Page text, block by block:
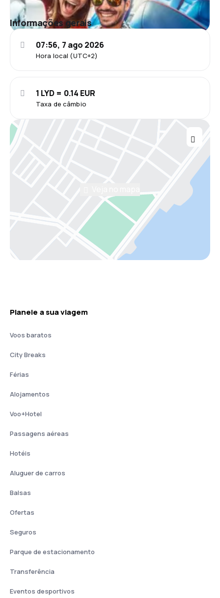
Informações gerais
Hora local (UTC+2)
07:56, 7 ago 2026
Taxa de câmbio
1 LYD = 0.14 EUR
Planeie a sua viagem
Voos baratos
City Breaks
Férias
Alojamentos
Voo+Hotel
Passagens aéreas
Hotéis
Aluguer de carros
Balsas
Ofertas
Seguros
Parque de estacionamento
Transferência
Eventos desportivos